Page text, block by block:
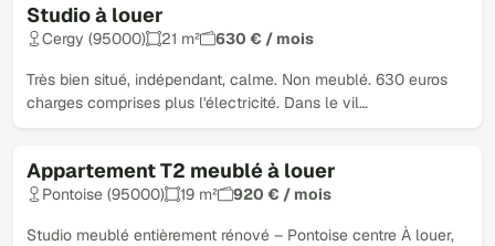
Studio à louer
Cergy (95000) 21 m² 630 € / mois
Très bien situé, indépendant, calme. Non meublé. 630 euros
charges comprises plus l'électricité. Dans le vil…
Appartement T2 meublé à louer
Pontoise (95000) 19 m² 920 € / mois
Studio meublé entièrement rénové – Pontoise centre À louer,